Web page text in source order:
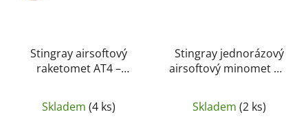
Stingray airsoftový
raketomet AT4 –
Skladem (4 ks)
Stingray jednorázový
airsoftový minomet M3
Zelená
Skladem (2 ks)